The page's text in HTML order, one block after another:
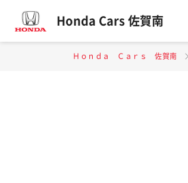
Honda Cars 佐賀南
Ｈｏｎｄａ Ｃａｒｓ 佐賀南